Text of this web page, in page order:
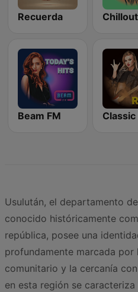
Recuerda
Beam FM
Usulután, el departamento
conocido históricamente
república, posee una
profundamente marcada por
comunitario y la cercanía
en esta región se